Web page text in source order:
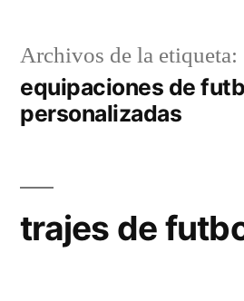
Archivos de la etiqueta:
equipaciones de
personalizadas
trajes de